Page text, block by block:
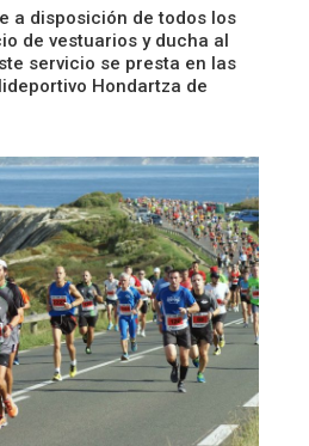
a disposición de todos los
de vestuarios y ducha al
servicio se presta en las
Hondartza de